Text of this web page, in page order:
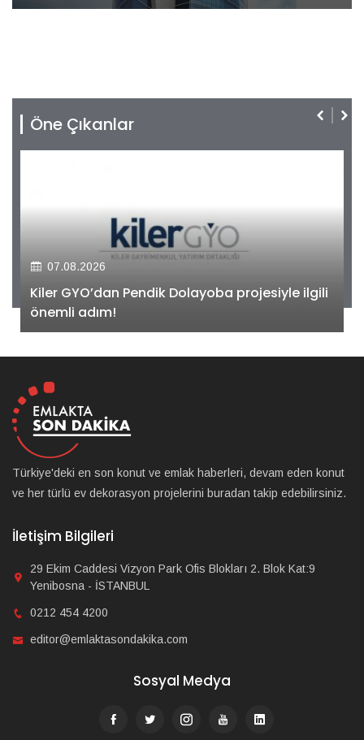
Öne Çıkanlar
07.08.2026
Kiler GYO’dan Pendik Dolayoba projesiyle ilgili
önemli adım!
Türkiye'deki en son konut ve emlak haberleri, devam eden konut
ve her türlü ev dekorasyon projelerini buradan takip edebilirsiniz.
İletişim Bilgileri
29 Ekim Caddesi Vizyon Park Ofis Blokları 2. Blok Kat:9
Yenibosna - İSTANBUL
0212 454 4200
editor@emlaktasondakika.com
Sosyal Medya